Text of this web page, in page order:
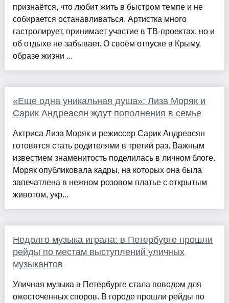
признаётся, что любит жить в быстром темпе и не
собирается останавливаться. Артистка много
гастролирует, принимает участие в ТВ-проектах, но и
об отдыхе не забывает. О своём отпуске в Крыму,
образе жизни ...
«Еще одна уникальная душа»: Лиза Моряк и
Сарик Андреасян ждут пополнения в семье
Актриса Лиза Моряк и режиссер Сарик Андреасян
готовятся стать родителями в третий раз. Важным
известием знаменитость поделилась в личном блоге.
Моряк опубликовала кадры, на которых она была
запечатлена в нежном розовом платье с открытым
животом, укр...
Недолго музыка играла: в Петербурге прошли
рейды по местам выступлений уличных
музыкантов
Уличная музыка в Петербурге стала поводом для
ожесточенных споров. В городе прошли рейды по